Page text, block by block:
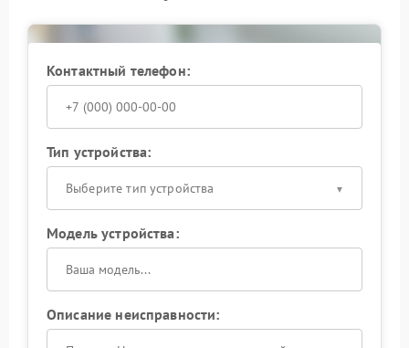
Контактный телефон:
Тип устройства:
Выберите тип устройства
Модель устройства:
Описание неисправности: